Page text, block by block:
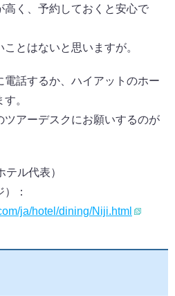
く、予約しておくと安心で
とはないと思いますが。
話するか、ハイアットのホー
。
アーデスクにお願いするのが
ル代表）
：
ja/hotel/dining/Niji.html